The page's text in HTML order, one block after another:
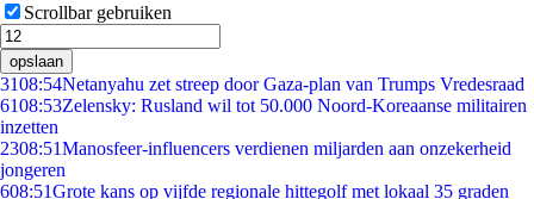
Scrollbar gebruiken
opslaan
3108:54Netanyahu zet streep door Gaza-plan van Trumps Vredesraad
6108:53Zelensky: Rusland wil tot 50.000 Noord-Koreaanse militairen
inzetten
2308:51Manosfeer-influencers verdienen miljarden aan onzekerheid
jongeren
608:51Grote kans op vijfde regionale hittegolf met lokaal 35 graden